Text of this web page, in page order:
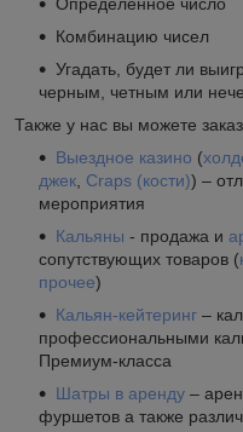
Комбинацию чисел
Угадать, будет ли
черным, четным или
Также у нас вы можете
Выездное казино (
джек Craps (кости)) –
мероприятия
Кальяны - продажа и
сопутствующих товаров (
прочее)
Кальян-кейтеринг –
профессиональными
Премиум-класса
Шатры в аренду –
фуршетов а также